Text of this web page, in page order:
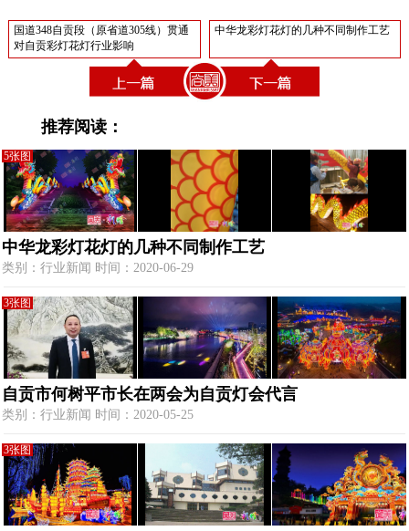
国道348自贡段（原省道305线）贯通
对自贡彩灯花灯行业影响
中华龙彩灯花灯的几种不同制作工艺
推荐阅读：
5张图
中华龙彩灯花灯的几种不同制作工艺
类别：行业新闻 时间：2020-06-29
3张图
自贡市何树平市长在两会为自贡灯会代言
类别：行业新闻 时间：2020-05-25
3张图